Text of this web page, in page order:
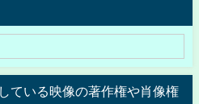
ている映像の著作権や肖像権